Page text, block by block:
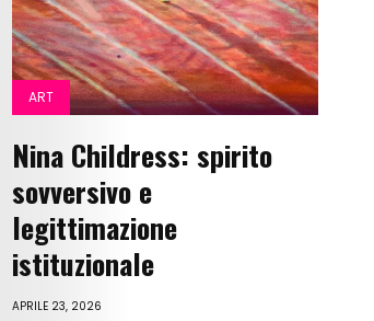
Fashion
Lifestyle
Music
Columns
About
Us
ART
Nina Childress: spirito
sovversivo e
legittimazione
istituzionale
APRILE 23, 2026